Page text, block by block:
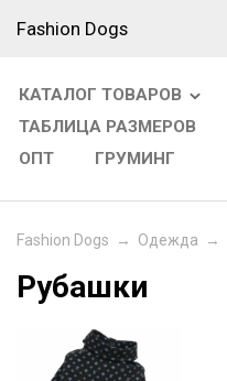
Fashion Dogs
КАТАЛОГ ТОВАРОВ
ТАБЛИЦА РАЗМЕРОВ
ОПТ
ГРУМИНГ
Fashion Dogs → Одежда →
Рубашки